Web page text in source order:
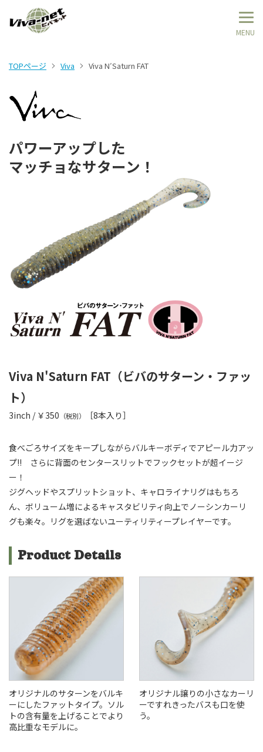
TOPページ Viva Viva N′Saturn FAT
パワーアップした
マッチョなサターン！
Viva N'Saturn FAT（ビバのサターン・ファッ
ト）
3inch / ￥350 （税別） ［8本入り］
食べごろサイズをキープしながらバルキーボディでアピール力アッ
プ!! さらに背面のセンタースリットでフックセットが超イージ
ー！
ジグヘッドやスプリットショット、キャロライナリグはもちろ
ん、ボリューム増によるキャスタビリティ向上でノーシンカーリ
グも楽々。リグを選ばないユーティリティープレイヤーです。
Product Details
オリジナルのサターンをバルキ
ーにしたファットタイプ。ソル
トの含有量を上げることでより
高比重なモデルに。
オリジナル譲りの小さなカーリ
ーですれきったバスも口を使
う。